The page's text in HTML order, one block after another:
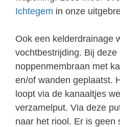
Ichtegem in onze
Ook een kelderdrainage
vochtbestrijding. Bij
noppenmembraan met
en/of wanden geplaatst.
loopt via de kanaaltjes
verzamelput. Via deze
naar het riool. Er is geen